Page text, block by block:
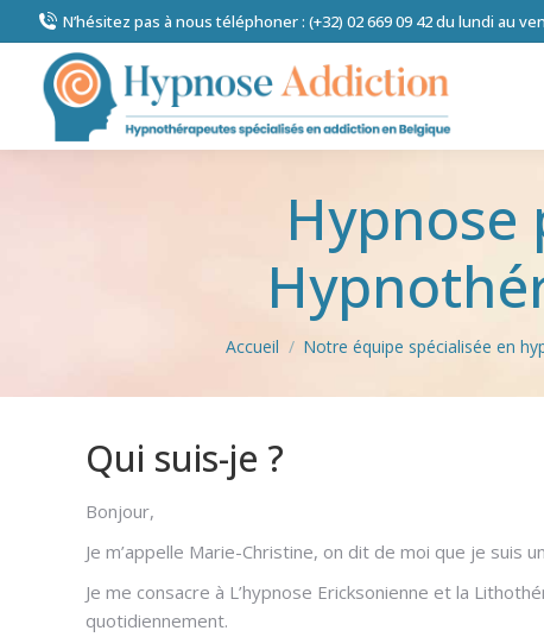
N’hésitez pas à nous téléphoner : (+32) 02 669 09 42 du lundi au
Hypnose
Vous êtes ici :
Accueil Notre équipe spécialisée en
Qui suis-je ?
Bonjour,
Je m’appelle Marie-Christine, on dit de moi que je suis
Je me consacre à L’hypnose Ericksonienne et la
quotidiennement.